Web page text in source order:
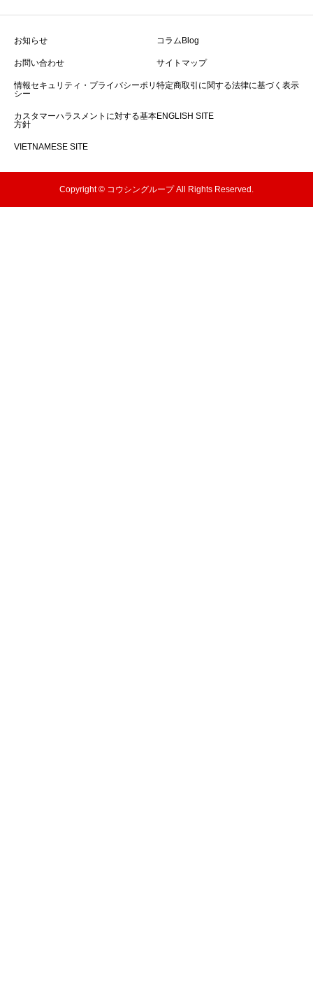
お知らせ コラムBlog
お問い合わせ サイトマップ
情報セキュリティ・プライバシーポリ
シー
特定商取引に関する法律に基づく表示
カスタマーハラスメントに対する基本
方針
ENGLISH SITE
VIETNAMESE SITE
Copyright © コウシングループ All Rights Reserved.